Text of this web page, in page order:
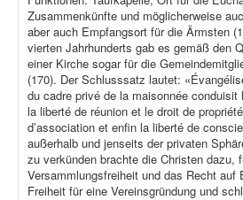
Zusammenkünfte und möglicherweise
aber auch Empfangsort für die Ärmsten
vierten Jahrhunderts gab es gemäß den
einer Kirche sogar für die
(170). Der Schlusssatz lautet:
du cadre privé de la maisonnée
la liberté de réunion et le droit de
d’association et enfin la liberté de
außerhalb und jenseits der privaten
zu verkünden brachte die Christen dazu,
Versammlungsfreiheit und das Recht auf
Freiheit für eine Vereinsgründung und